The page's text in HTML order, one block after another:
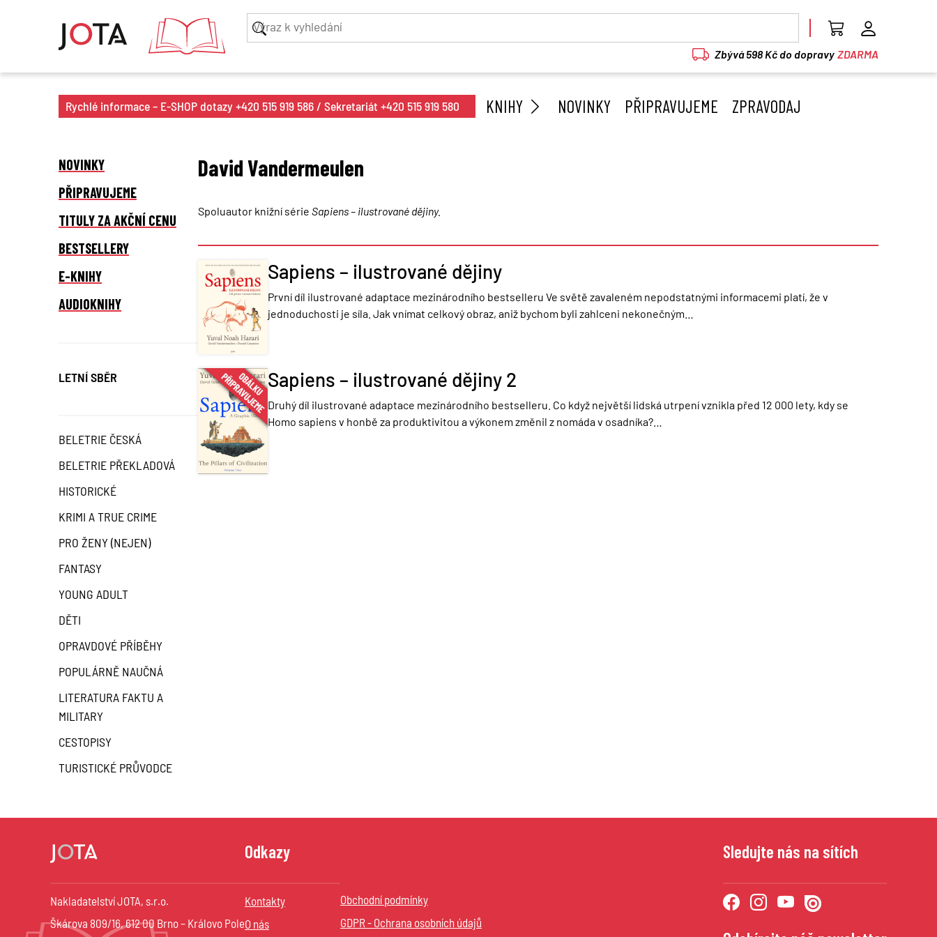
Zbývá 598 Kč do dopravy ZDARMA
Rychlé informace – E-SHOP dotazy +420 515 919 586 / Sekretariát +420 515 919 580 KNIHY NOVINKY PŘIPRAVUJEME ZPRAVODAJ
NOVINKY
PŘIPRAVUJEME
TITULY ZA AKČNÍ CENU
BESTSELLERY
E-KNIHY
AUDIOKNIHY
LETNÍ SBĚR
BELETRIE ČESKÁ
BELETRIE PŘEKLADOVÁ
HISTORICKÉ
KRIMI A TRUE CRIME
PRO ŽENY (NEJEN)
FANTASY
YOUNG ADULT
DĚTI
OPRAVDOVÉ PŘÍBĚHY
POPULÁRNĚ NAUČNÁ
LITERATURA FAKTU A
MILITARY
CESTOPISY
TURISTICKÉ PRŮVODCE
David Vandermeulen
Spoluautor knižní série Sapiens – ilustrované dějiny.
Sapiens – ilustrované dějiny
První díl ilustrované adaptace mezinárodního bestselleru Ve světě zavaleném nepodstatnými informacemi platí, že v
jednoduchosti je síla. Jak vnímat celkový obraz, aniž bychom byli zahlceni nekonečným…
Sapiens – ilustrované dějiny 2
Druhý díl ilustrované adaptace mezinárodního bestselleru. Co když největší lidská utrpení vznikla před 12 000 lety, kdy se
Homo sapiens v honbě za produktivitou a výkonem změnil z nomáda v osadníka?…
Nakladatelství JOTA, s.r.o.
Škárova 809/16, 612 00 Brno – Královo Pole
Odkazy
Kontakty
O nás
Obchodní podmínky
GDPR - Ochrana osobních údajů
Sledujte nás na sítích